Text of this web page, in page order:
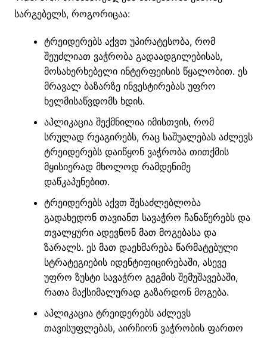
სარგებელს, როგორიცაა:
ტრეიდერებს აქვთ უპირატესობა, რომ
შეუძლიათ ვაჭრობა გადაადგილებისას,
მოსახერხებელი ინტერფეისის წყალობით. ეს
მრავალ ბაზარზე ინვესტირებას უფრო
ხელმისაწვდომს ხდის.
აპლიკაცია შექმნილია იმისთვის, რომ
სრულად რეაგირებს, რაც საშუალებას აძლევს
ტრეიდერებს დაიწყონ ვაჭრობა თითქმის
მყისიერად მხოლოდ რამდენიმე
დაწკაპუნებით.
ტრეიდერებს აქვთ შესაძლებლობა
გადახედონ თავიანთ სავაჭრო ჩანაწერებს და
თვალყური ადევნონ მათ მოგებასა და
ზარალს. ეს მათ დაეხმარება წარმატებული
სტრატეგიების იდენტიფიცირებაში, ასევე
უფრო ზუსტი სავაჭრო გეგმის შემუშავებაში,
რათა მაქსიმალურად გაზარდონ მოგება.
აპლიკაცია ტრეიდერებს აძლევს
თავისუფლებას, აირჩიონ ვაჭრობის ფართო